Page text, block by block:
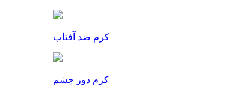
کرم ضد آفتاب
کرم دور چشم